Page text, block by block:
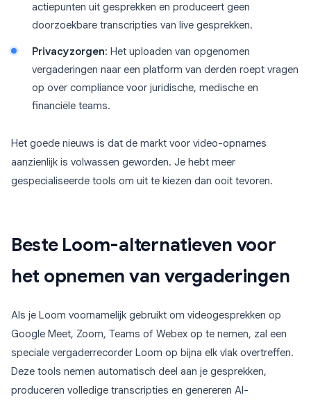
actiepunten uit gesprekken en produceert geen
doorzoekbare transcripties van live gesprekken.
Privacyzorgen: Het uploaden van opgenomen
vergaderingen naar een platform van derden roept vragen
op over compliance voor juridische, medische en
financiële teams.
Het goede nieuws is dat de markt voor video-opnames
aanzienlijk is volwassen geworden. Je hebt meer
gespecialiseerde tools om uit te kiezen dan ooit tevoren.
Beste Loom-alternatieven voor
het opnemen van vergaderingen
Als je Loom voornamelijk gebruikt om videogesprekken op
Google Meet, Zoom, Teams of Webex op te nemen, zal een
speciale vergaderrecorder Loom op bijna elk vlak overtreffen.
Deze tools nemen automatisch deel aan je gesprekken,
produceren volledige transcripties en genereren AI-